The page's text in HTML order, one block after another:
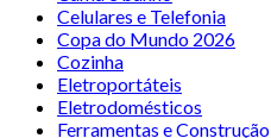
Celulares e Telefonia
Copa do Mundo 2026
Cozinha
Eletroportáteis
Eletrodomésticos
Ferramentas e Construção